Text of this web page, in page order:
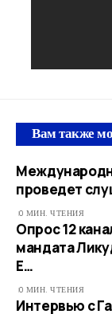
Вам также
проведет
0 МИН. ЧТЕНИЯ
Опрос 12
мандата
Е…
0 МИН. ЧТЕНИЯ
Интервью с